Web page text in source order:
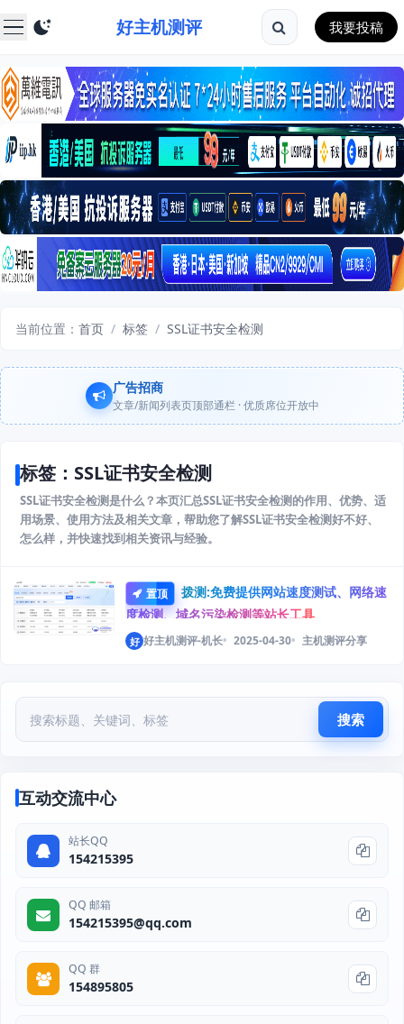
好主机测评 我要投稿
当前位置： 首页 / 标签 / SSL证书安全检测
广告招商
文章/新闻列表页顶部通栏 · 优质席位开放中
标签：SSL证书安全检测
SSL证书安全检测是什么？本页汇总SSL证书安全检测的作用、优势、适
用场景、使用方法及相关文章，帮助您了解SSL证书安全检测好不好、
怎么样，并快速找到相关资讯与经验。
置顶
拨测:免费提供网站速度测试、网络速
度检测、域名污染检测等站长工具
好 好主机测评-机长 2025-04-30 主机测评分享
搜索
互动交流中心
站长QQ
154215395
QQ 邮箱
154215395@qq.com
QQ 群
154895805